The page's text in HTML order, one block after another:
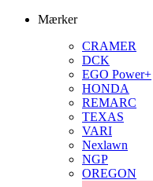
Mærker
CRAMER
DCK
EGO Power+
HONDA
REMARC
TEXAS
VARI
Nexlawn
NGP
OREGON